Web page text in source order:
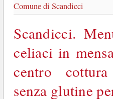
Comune di Scandicci
Scandicci.
celiaci in
centro
senza glutine